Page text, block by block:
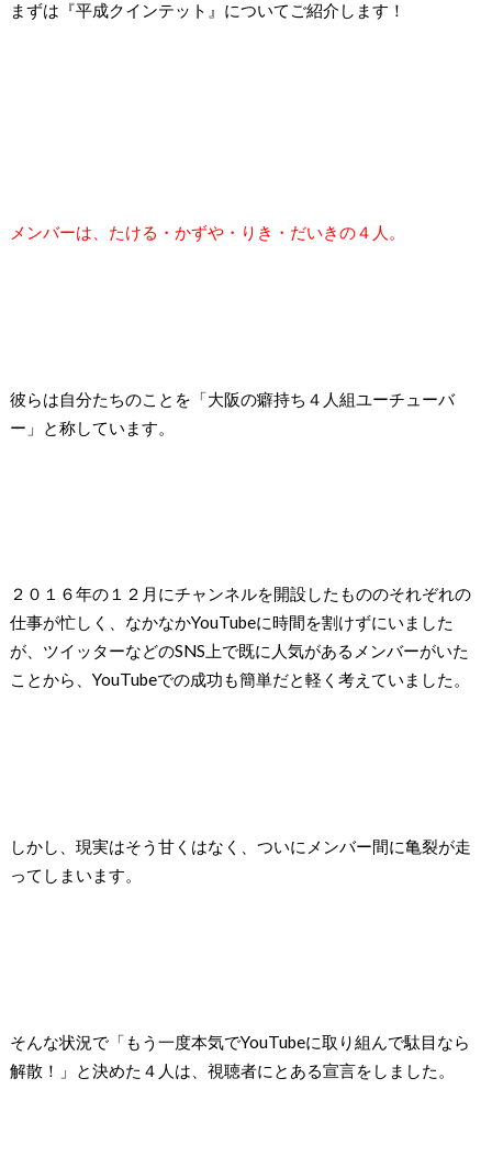
まずは『平成クインテット』についてご紹介します！
メンバーは、たける・かずや・りき・だいきの４人。
彼らは自分たちのことを「大阪の癖持ち４人組ユーチューバ
ー」と称しています。
２０１６年の１２月にチャンネルを開設したもののそれぞれの
仕事が忙しく、なかなかYouTubeに時間を割けずにいました
が、ツイッターなどのSNS上で既に人気があるメンバーがいた
ことから、YouTubeでの成功も簡単だと軽く考えていました。
しかし、現実はそう甘くはなく、ついにメンバー間に亀裂が走
ってしまいます。
そんな状況で「もう一度本気でYouTubeに取り組んで駄目なら
解散！」と決めた４人は、視聴者にとある宣言をしました。